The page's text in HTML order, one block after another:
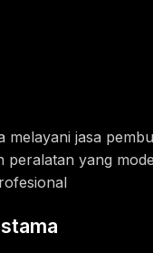
melayani jasa
peralatan yang